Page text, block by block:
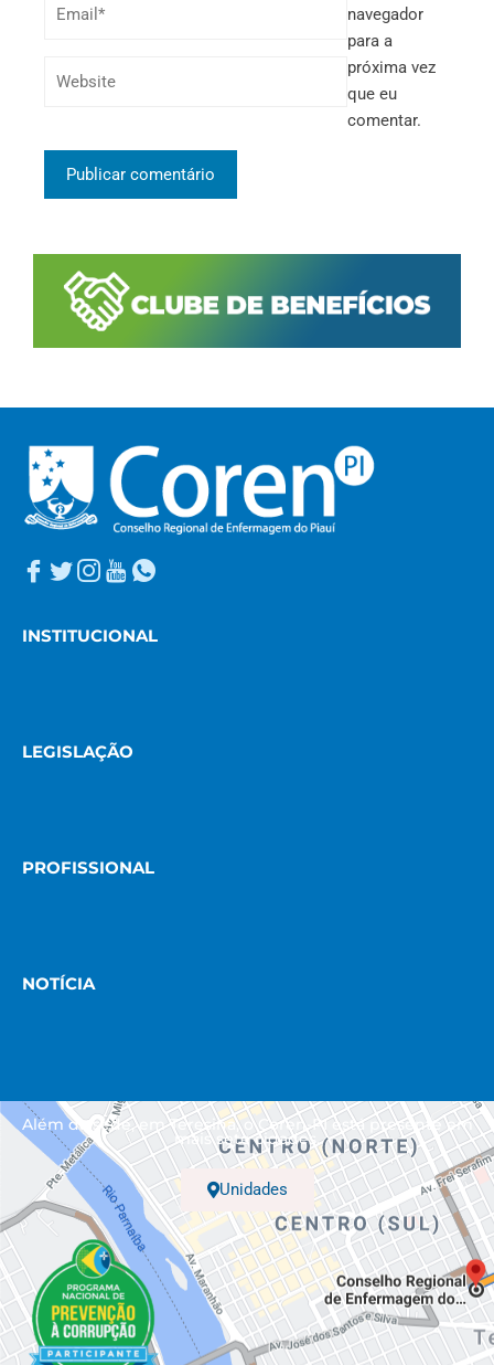
navegador
para a
próxima vez
que eu
comentar.
INSTITUCIONAL
LEGISLAÇÃO
PROFISSIONAL
NOTÍCIA
Além da sede, em Teresina, o Coren-PI está presente em
mais sete cidades.
Unidades